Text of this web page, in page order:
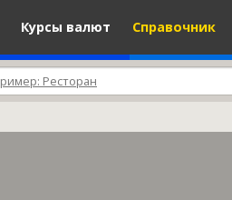
Курсы валют Справочник